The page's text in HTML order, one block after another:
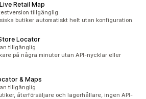
Retail Map
tillgänglig
butiker automatiskt helt utan konfiguration.
Locator
tillgänglig
på några minuter utan API-nycklar eller
& Maps
tillgänglig
återförsäljare och lagerhållare, ingen API-